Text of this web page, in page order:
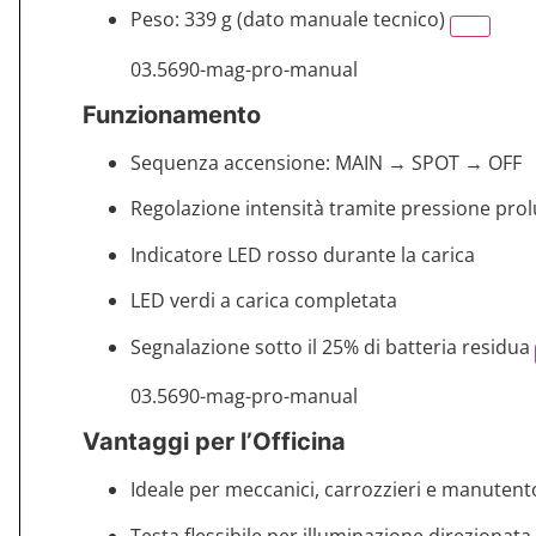
Peso: 339 g (dato manuale tecnico)
03.5690-mag-pro-manual
Funzionamento
Sequenza accensione: MAIN → SPOT → OFF
Regolazione intensità tramite pressione
Indicatore LED rosso durante la carica
LED verdi a carica completata
Segnalazione sotto il 25% di batteria residua
03.5690-mag-pro-manual
Vantaggi per l’Officina
Ideale per meccanici, carrozzieri e